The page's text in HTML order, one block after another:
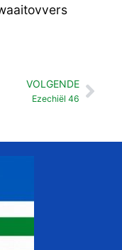
VOLGENDE
Ezechiël 46